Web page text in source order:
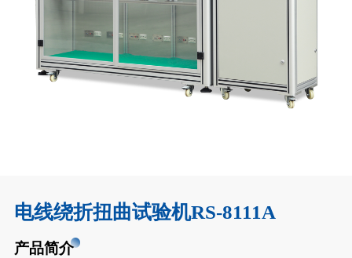
电线绕折扭曲试验机RS-8111A
产品简介